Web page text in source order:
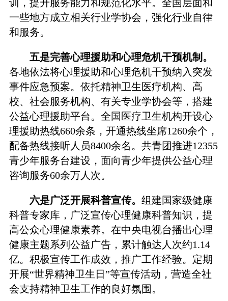
训，提升服务能力和规范化水平。全国层面和
一些地方成立相关行业学协会，强化行业自律
和服务。
五是完善心理援助和心理危机干预机制。
各地依法将心理援助和心理危机干预纳入突发
事件应急预案。依托精神卫生医疗机构、高
校、社会服务机构、有关专业学协会等，搭建
公益心理援助平台。全国医疗卫生机构开设心
理援助热线660余条，开通热线坐席1260余个，
配备热线接听人员8400余名。共青团推进12355
青少年服务台建设，面向青少年提供公益心理
咨询服务60余万人次。
六是广泛开展科普宣传。组建国家级健康
科普专家库，广泛宣传心理健康科普知识，提
高公众心理健康素养。在中央电视台播出心理
健康主题系列公益广告，累计触达人次约1.14
亿。积极宣传工作成效，推广工作经验。定期
开展“世界精神卫生日”等宣传活动，营造全社
会支持精神卫生工作的良好氛围。